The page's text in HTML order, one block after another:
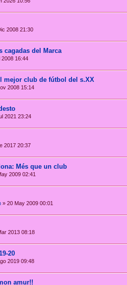
2008 21:30
cagadas del Marca
2008 16:44
mejor club de fútbol del s.XX
2008 15:14
2021 23:24
2017 20:37
Més que un club
2009 02:41
» 20 May 2009 00:01
2013 08:18
20
2019 09:48
amur!!